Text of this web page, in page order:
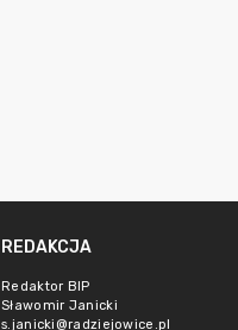
REDAKCJA
Redaktor BIP
Sławomir Janicki
s.janicki@radziejowice.pl